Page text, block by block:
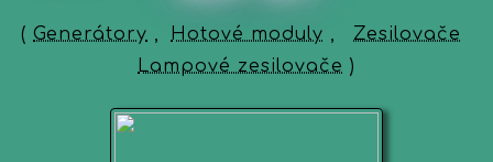
( Generátory , Hotové moduly ,
Zesilovače
Lampové zesilovače )